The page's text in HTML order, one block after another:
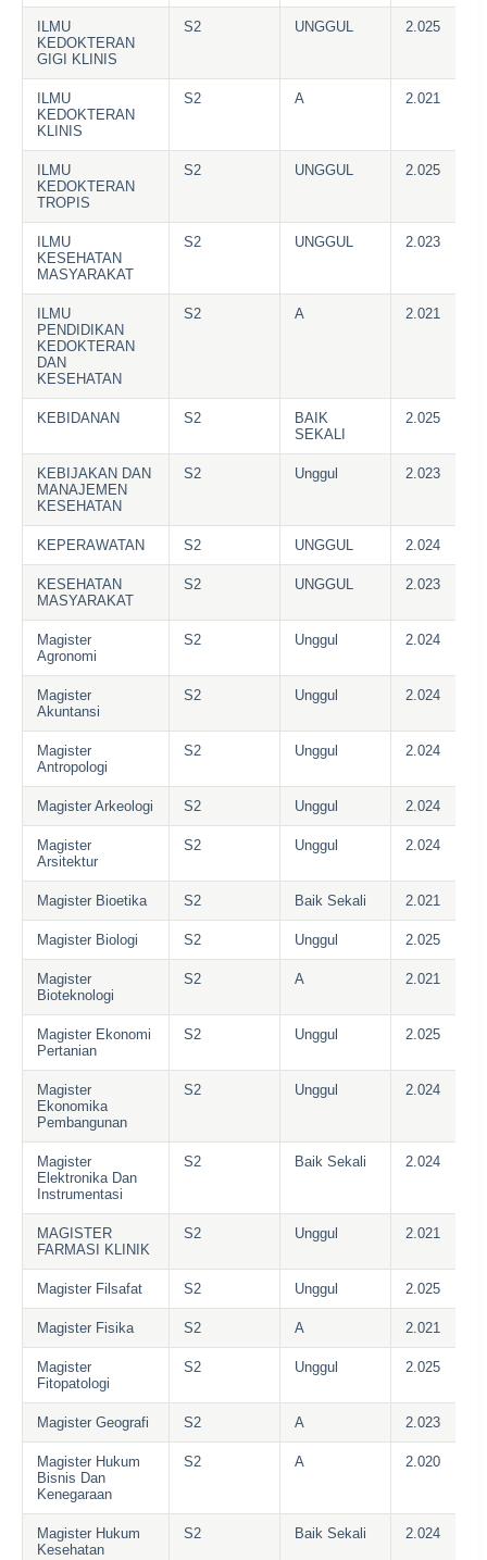
ILMU
KEDOKTERAN
GIGI KLINIS
S2 UNGGUL 2.025
ILMU
KEDOKTERAN
KLINIS
S2 A 2.021
ILMU
KEDOKTERAN
TROPIS
S2 UNGGUL 2.025
ILMU
KESEHATAN
MASYARAKAT
S2 UNGGUL 2.023
ILMU
PENDIDIKAN
KEDOKTERAN
DAN
KESEHATAN
S2 A 2.021
KEBIDANAN S2
BAIK
SEKALI
2.025
KEBIJAKAN DAN
MANAJEMEN
KESEHATAN
S2 Unggul 2.023
KEPERAWATAN S2 UNGGUL 2.024
KESEHATAN
MASYARAKAT
S2 UNGGUL 2.023
Magister
Agronomi
S2 Unggul 2.024
Magister
Akuntansi
S2 Unggul 2.024
Magister
Antropologi
S2 Unggul 2.024
Magister Arkeologi S2 Unggul 2.024
Magister
Arsitektur
S2 Unggul 2.024
Magister Bioetika S2 Baik Sekali 2.021
Magister Biologi S2 Unggul 2.025
Magister
Bioteknologi
S2 A 2.021
Magister Ekonomi
Pertanian
S2 Unggul 2.025
Magister
Ekonomika
Pembangunan
S2 Unggul 2.024
Magister
Elektronika Dan
Instrumentasi
S2 Baik Sekali 2.024
MAGISTER
FARMASI KLINIK
S2 Unggul 2.021
Magister Filsafat S2 Unggul 2.025
Magister Fisika S2 A 2.021
Magister
Fitopatologi
S2 Unggul 2.025
Magister Geografi S2 A 2.023
Magister Hukum
Bisnis Dan
Kenegaraan
S2 A 2.020
Magister Hukum
Kesehatan
S2 Baik Sekali 2.024